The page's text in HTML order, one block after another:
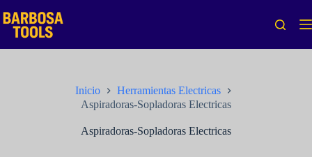
al
contenido
Inicio
Herramientas Electricas
Aspiradoras-Sopladoras Electricas
Aspiradoras-Sopladoras Electricas